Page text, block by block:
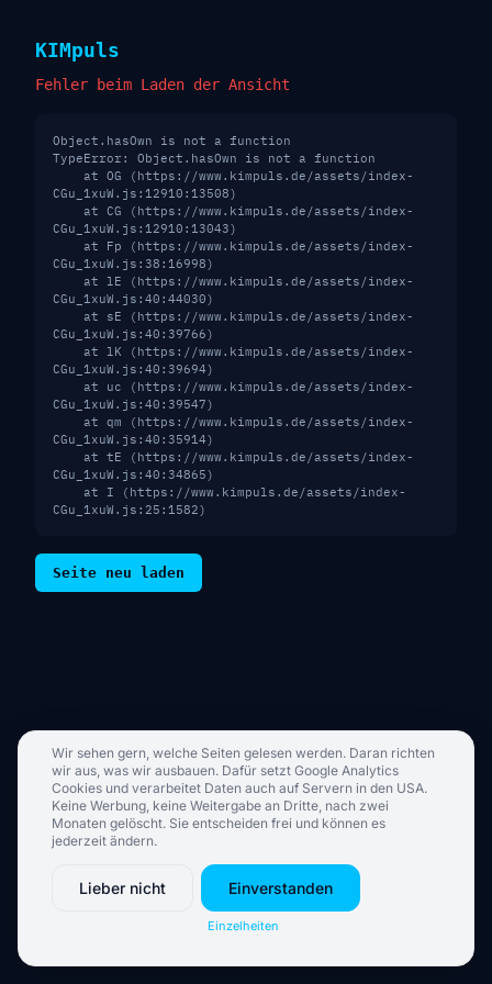
KIMpuls
Fehler beim Laden der Ansicht
Object.hasOwn is not a function
TypeError: Object.hasOwn is not a function
CGu_1xuW.js:12910:13508)
CGu_1xuW.js:12910:13043)
CGu_1xuW.js:38:16998)
CGu_1xuW.js:40:44030)
CGu_1xuW.js:40:39766)
CGu_1xuW.js:40:39694)
CGu_1xuW.js:40:39547)
CGu_1xuW.js:40:35914)
CGu_1xuW.js:40:34865)
CGu_1xuW.js:25:1582)
Seite neu laden
Wir sehen gern, welche Seiten gelesen werden. Daran richten
wir aus, was wir ausbauen. Dafür setzt Google Analytics
Cookies und verarbeitet Daten auch auf Servern in den USA.
Keine Werbung, keine Weitergabe an Dritte, nach zwei
Monaten gelöscht. Sie entscheiden frei und können es
jederzeit ändern.
Einzelheiten
Lieber nicht Einverstanden